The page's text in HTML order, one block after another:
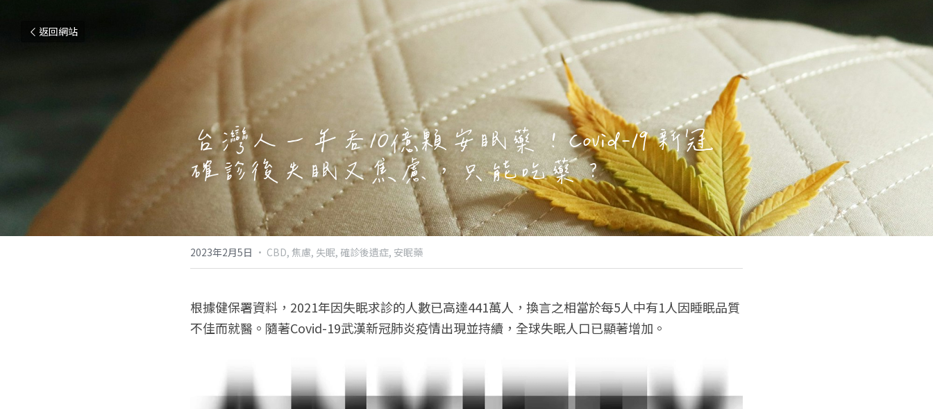
返回網站
台灣人一年吞10億顆安眠藥！Covid-19 新冠
確診後失眠又焦慮，只能吃藥？
2023年2月5日 · CBD, 焦慮, 失眠, 確診後遺症, 安眠藥
根據健保署資料，2021年因失眠求診的人數已高達441萬人，換言之相當於每5人中有1人因睡眠品質
不佳而就醫。隨著Covid-19武漢新冠肺炎疫情出現並持續，全球失眠人口已顯著增加。